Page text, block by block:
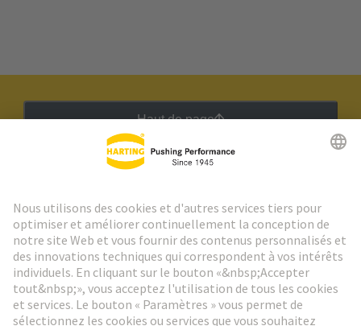
Haut de page
Aller à l'inscription